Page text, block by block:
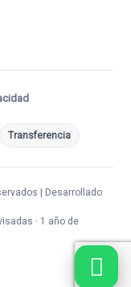
Transferencia
| Desarrollado
· 1 año de